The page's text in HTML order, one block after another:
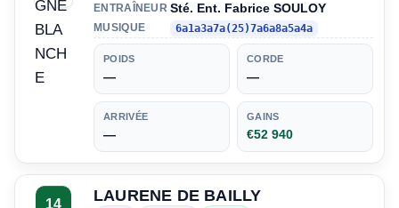
ENTRAÎNEUR Sté. Ent. Fabrice SOULOY
MUSIQUE 6a1a3a7a(25)7a6a8a5a4a
POIDS
—
CORDE
—
ARRIVÉE
—
GAINS
€52 940
14 LAURENE DE BAILLY